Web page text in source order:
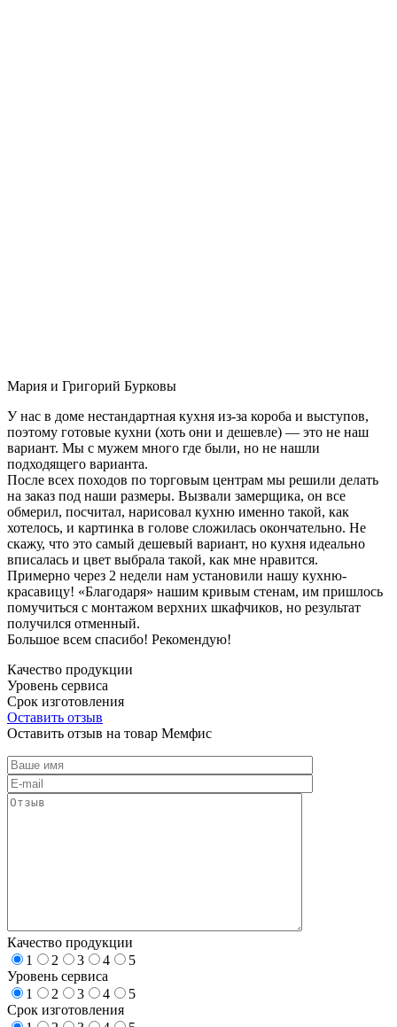
Мария и Григорий Бурковы
У нас в доме нестандартная кухня из-за короба и выступов,
поэтому готовые кухни (хоть они и дешевле) — это не наш
вариант. Мы с мужем много где были, но не нашли
подходящего варианта.
После всех походов по торговым центрам мы решили делать
на заказ под наши размеры. Вызвали замерщика, он все
обмерил, посчитал, нарисовал кухню именно такой, как
хотелось, и картинка в голове сложилась окончательно. Не
скажу, что это самый дешевый вариант, но кухня идеально
вписалась и цвет выбрала такой, как мне нравится.
Примерно через 2 недели нам установили нашу кухню-
красавицу! «Благодаря» нашим кривым стенам, им пришлось
помучиться с монтажом верхних шкафчиков, но результат
получился отменный.
Большое всем спасибо! Рекомендую!
Качество продукции
Уровень сервиса
Срок изготовления
Оставить отзыв
Оставить отзыв на товар Мемфис
Качество продукции
1
2 3 4
5
Уровень сервиса
1
2 3 4
5
Срок изготовления